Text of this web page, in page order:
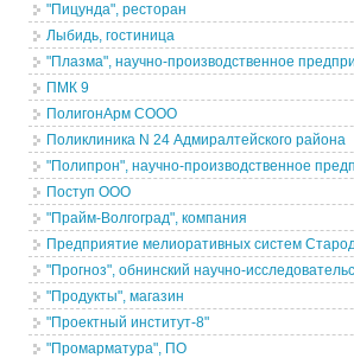
"Пицунда", ресторан
Лыбидь, гостиница
"Плазма", научно-производственное
ПМК 9
ПолигонАрм СООО
Поликлиника N 24 Адмиралтейского района
"Полипрон", научно-производственное
Поступ ООО
"Прайм-Волгоград", компания
Предприятие мелиоративных систем
"Прогноз", обнинский научно-
"Продукты", магазин
"Проектный институт-8"
"Промарматура", ПО